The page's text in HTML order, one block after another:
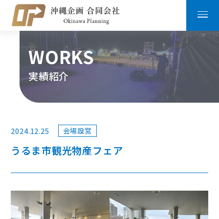
WORKS
実績紹介
うるま市観光物産フェア
2024.12.25 会場設営